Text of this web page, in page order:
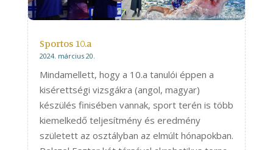
Sportos 10.a
2024. március 20.
Mindamellett, hogy a 10.a tanulói éppen a
kisérettségi vizsgákra (angol, magyar)
készülés finisében vannak, sport terén is több
kiemelkedő teljesítmény és eredmény
született az osztályban az elmúlt hónapokban.